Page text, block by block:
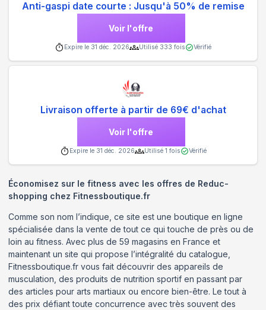
Anti-gaspi date courte : Jusqu'à 50% de remise
Voir l'offre
Expire le 31 déc. 2026 Utilisé 333 fois Vérifié
Livraison offerte à partir de 69€ d'achat
Voir l'offre
Expire le 31 déc. 2026 Utilisé 1 fois Vérifié
Économisez sur le fitness avec les offres de Reduc-
shopping chez Fitnessboutique.fr
Comme son nom l’indique, ce site est une boutique en ligne
spécialisée dans la vente de tout ce qui touche de près ou de
loin au fitness. Avec plus de 59 magasins en France et
maintenant un site qui propose l’intégralité du catalogue,
Fitnessboutique.fr vous fait découvrir des appareils de
musculation, des produits de nutrition sportif en passant par
des articles pour arts martiaux ou encore bien-être. Le tout à
des prix défiant toute concurrence avec très souvent des